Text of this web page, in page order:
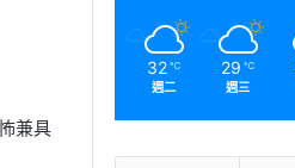
兼具
32 ℃
週二
29 ℃
週三